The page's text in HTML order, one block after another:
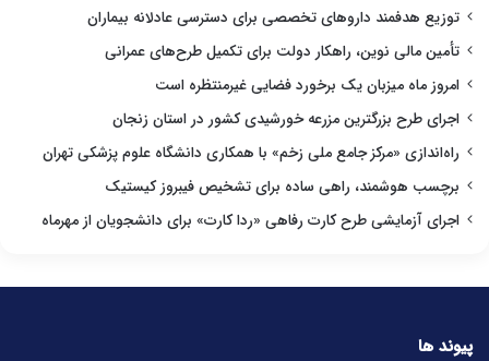
توزیع هدفمند داروهای تخصصی برای دسترسی عادلانه بیماران
تأمین مالی نوین، راهکار دولت برای تکمیل طرح‌های عمرانی
امروز ماه میزبان یک برخورد فضایی غیرمنتظره است
اجرای طرح بزرگترین مزرعه خورشیدی کشور در استان زنجان
راه‌اندازی «مرکز جامع ملی زخم» با همکاری دانشگاه علوم پزشکی تهران
برچسب هوشمند، راهی ساده برای تشخیص فیبروز کیستیک
اجرای آزمایشی طرح کارت رفاهی «ردا کارت» برای دانشجویان از مهرماه
پیوند ها